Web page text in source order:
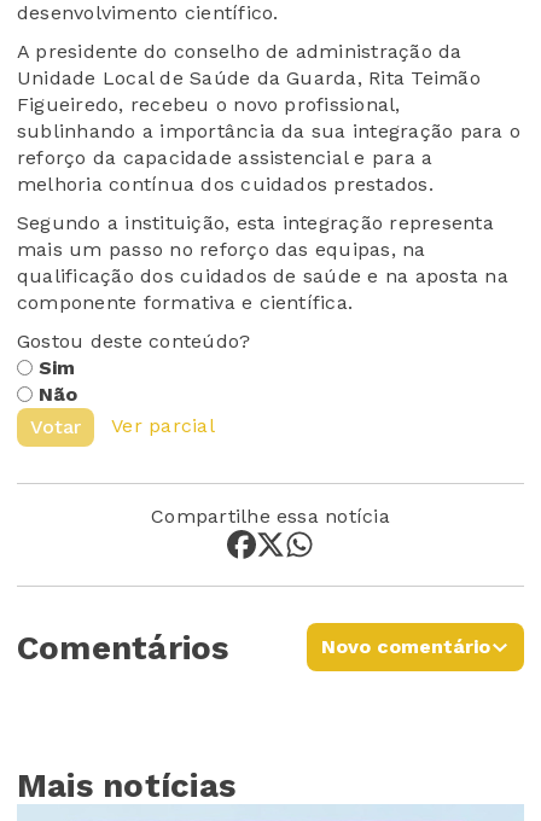
desenvolvimento científico.
A presidente do conselho de administração da
Unidade Local de Saúde da Guarda, Rita Teimão
Figueiredo, recebeu o novo profissional,
sublinhando a importância da sua integração para o
reforço da capacidade assistencial e para a
melhoria contínua dos cuidados prestados.
Segundo a instituição, esta integração representa
mais um passo no reforço das equipas, na
qualificação dos cuidados de saúde e na aposta na
componente formativa e científica.
Gostou deste conteúdo?
Sim
Não
Votar
Ver parcial
Compartilhe essa notícia
Comentários Novo comentário
Mais notícias